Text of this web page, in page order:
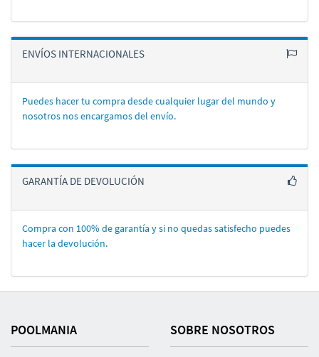
ENVÍOS INTERNACIONALES
Puedes hacer tu compra desde cualquier lugar del mundo y
nosotros nos encargamos del enví­o.
GARANTÍA DE DEVOLUCIÓN
Compra con 100% de garantí­a y si no quedas satisfecho puedes
hacer la devolución.
POOLMANIA SOBRE NOSOTROS